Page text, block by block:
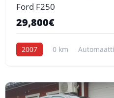
Ford F250
29,800€
2007 0 km